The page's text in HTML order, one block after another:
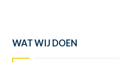
WAT WIJ DOEN